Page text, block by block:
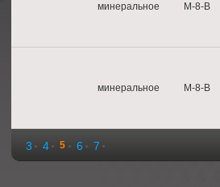
минеральное М-8-B
минеральное М-8-B
3 4 5 6 7